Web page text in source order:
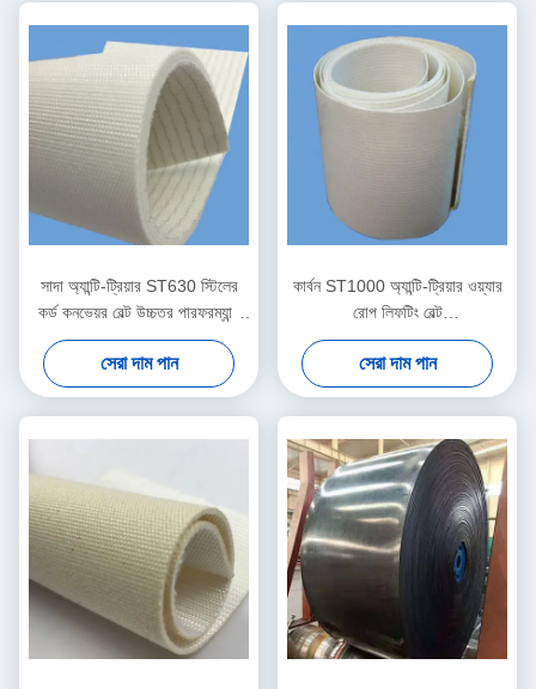
সাদা অ্যান্টি-ট্রিয়ার ST630 স্টিলের
কর্ড কনভেয়র বেল্ট উচ্চতর পারফরম্যান্স
এবং দীর্ঘস্থায়ী
সেরা দাম পান
কার্বন ST1000 অ্যান্টি-ট্রিয়ার ওয়্যার
রোপ লিফটিং বেল্ট
1300mm*15000mm শিল্প
অ্যাপ্লিকেশনগুলিতে
সেরা দাম পান